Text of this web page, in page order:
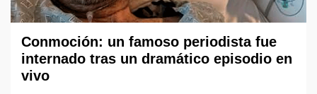
Conmoción: un famoso periodista fue
internado tras un dramático episodio en
vivo